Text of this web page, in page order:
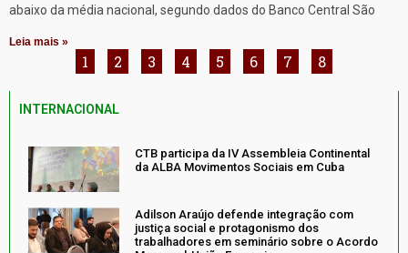
abaixo da média nacional, segundo dados do Banco Central São
Leia mais »
1 2 3 4 5 6 7 8
INTERNACIONAL
CTB participa da IV Assembleia Continental
da ALBA Movimentos Sociais em Cuba
Adilson Araújo defende integração com
justiça social e protagonismo dos
trabalhadores em seminário sobre o Acordo